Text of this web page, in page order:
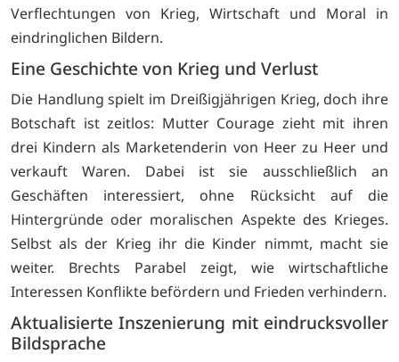
Verflechtungen von Krieg, Wirtschaft und Moral in
eindringlichen Bildern.
Eine Geschichte von Krieg und Verlust
Die Handlung spielt im Dreißigjährigen Krieg, doch ihre
Botschaft ist zeitlos: Mutter Courage zieht mit ihren
drei Kindern als Marketenderin von Heer zu Heer und
verkauft Waren. Dabei ist sie ausschließlich an
Geschäften interessiert, ohne Rücksicht auf die
Hintergründe oder moralischen Aspekte des Krieges.
Selbst als der Krieg ihr die Kinder nimmt, macht sie
weiter. Brechts Parabel zeigt, wie wirtschaftliche
Interessen Konflikte befördern und Frieden verhindern.
Aktualisierte Inszenierung mit eindrucksvoller
Bildsprache